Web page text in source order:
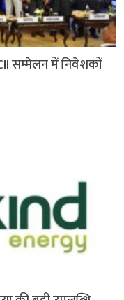
CII सम्मेलन में निवेशकों